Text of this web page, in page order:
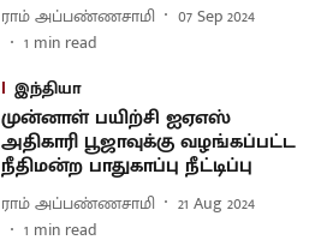
ராம் அப்பண்ணசாமி
07 Sep 2024
1 min read
இந்தியா
முன்னாள் பயிற்சி ஐஏஎஸ்
அதிகாரி பூஜாவுக்கு வழங்கப்பட்ட
நீதிமன்ற பாதுகாப்பு நீட்டிப்பு
ராம் அப்பண்ணசாமி
21 Aug 2024
1 min read